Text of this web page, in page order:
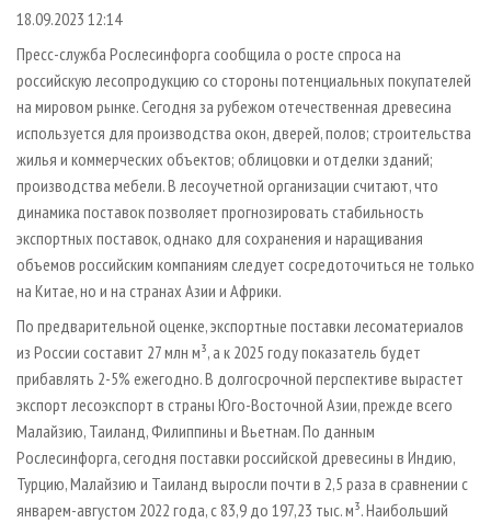
СУШКА ДРЕВЕСИНЫ
ПРОИЗВОДСТВО ДРЕВЕСНЫХ ПЛИТ
ДЕРЕВЯННОЕ ДОМОСТРОЕНИЕ
ПРОИЗВОДСТВО МЕБЕЛИ
БИОЭНЕРГЕТИКА
ЦБП
ИНСТРУМЕНТ И МАТЕРИАЛЫ
ПЕРСОНЫ
МОБИЛЬНЫЕ ВЫСТАВКИ
ОФИЦИАЛЬНЫЕ ДЕЛЕГАЦИИ
ПРИОРИТЕТНЫЕ ИНВЕСТПРОЕКТЫ
RUSSIAN FORESTRY REVIEW
ГАЗЕТА ЛЕСПРОМФОРУМ
БИБЛИОТЕКА СПЕЦИАЛИСТА
КОНТАКТЫ
РЕКЛАМА
РЕКЛАМА НА САЙТЕ
18.09.2023 12:14
Пресс-служба Рослесинфорга сообщила о росте спроса на
российскую лесопродукцию со стороны потенциальных покупателей
на мировом рынке. Сегодня за рубежом отечественная древесина
используется для производства окон, дверей, полов; строительства
жилья и коммерческих объектов; облицовки и отделки зданий;
производства мебели. В лесоучетной организации считают, что
динамика поставок позволяет прогнозировать стабильность
экспортных поставок, однако для сохранения и наращивания
объемов российским компаниям следует сосредоточиться не только
на Китае, но и на странах Азии и Африки.
По предварительной оценке, экспортные поставки лесоматериалов
из России составит 27 млн м³, а к 2025 году показатель будет
прибавлять 2-5% ежегодно. В долгосрочной перспективе вырастет
экспорт лесоэкспорт в страны Юго-Восточной Азии, прежде всего
Малайзию, Таиланд, Филиппины и Вьетнам. По данным
Рослесинфорга, сегодня поставки российской древесины в Индию,
Турцию, Малайзию и Таиланд выросли почти в 2,5 раза в сравнении с
январем-августом 2022 года, с 83,9 до 197,23 тыс. м³. Наибольший